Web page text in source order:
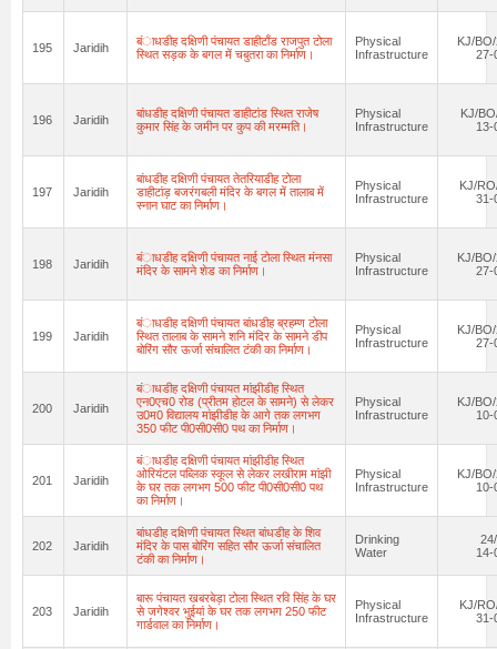
195 Jaridih
बंाधडीह दक्षिणी पंचायत डाहीटाँड राजपुत टोला
स्थित सड़क के बगल में चबुतरा का निर्माण।
Physical
Infrastructure
KJ/
27-
196 Jaridih
बांधडीह दक्षिणी पंचायत डाहीटांड स्थित राजेष
कुमार सिंह के जमीन पर कुप की मरम्मति।
Physical
Infrastructure
KJ/
13-
197 Jaridih
बांधडीह दक्षिणी पंचायत तेतरियाडीह टोला
डाहीटांड़ बजरंगबली मंदिर के बगल में तालाब में
स्नान घाट का निर्माण।
Physical
Infrastructure
KJ/
31-
198 Jaridih
बंाधडीह दक्षिणी पंचायत नाई टोला स्थित मंनसा
मंदिर के सामने शेड का निर्माण।
Physical
Infrastructure
KJ/
27-
199 Jaridih
बंाधडीह दक्षिणी पंचायत बांधडीह ब्रहम्ण टोला
स्थित तालाब के सामने शनि मंदिर के सामने डीप
बोरिंग सौर ऊर्जा संचालित टंकी का निर्माण।
Physical
Infrastructure
KJ/
27-
200 Jaridih
बंाधडीह दक्षिणी पंचायत मांझीडीह स्थित
एन0एच0 रोड (प्रीतम होटल के सामने) से लेकर
उ0म0 विद्यालय मांझीडीह के आगे तक लगभग
350 फीट पी0सी0सी0 पथ का निर्माण।
Physical
Infrastructure
KJ/
10-
201 Jaridih
बंाधडीह दक्षिणी पंचायत मांझीडीह स्थित
ओरियंटल पब्लिक स्कूल से लेकर लखीराम मांझी
के घर तक लगभग 500 फीट पी0सी0सी0 पथ
का निर्माण।
Physical
Infrastructure
KJ/
10-
202 Jaridih
बांधडीह दक्षिणी पंचायत स्थित बांधडीह के शिव
मंदिर के पास बोरिंग सहित सौर ऊर्जा संचालित
टंकी का निर्माण।
Drinking
Water
14-
203 Jaridih
बारू पंचायत खबरबेड़ा टोला स्थित रवि सिंह के घर
से जगेश्वर भुईयां के घर तक लगभग 250 फीट
गार्डवाल का निर्माण।
Physical
Infrastructure
KJ/
31-